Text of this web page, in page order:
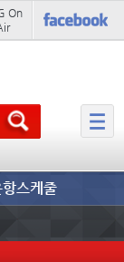
On
스케줄